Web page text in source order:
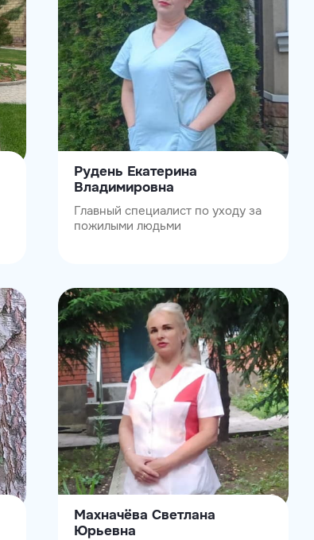
Рудень Екатерина
Владимировна
Главный специалист по уходу за
пожилыми людьми
Махначëва Светлана
Юрьевна